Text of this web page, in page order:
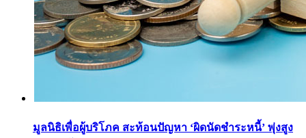
มูลนิธิเพื่อผู้บริโภค สะท้อนปัญหา ‘ผิดนัดชำระหนี้’ พุ่งสูง